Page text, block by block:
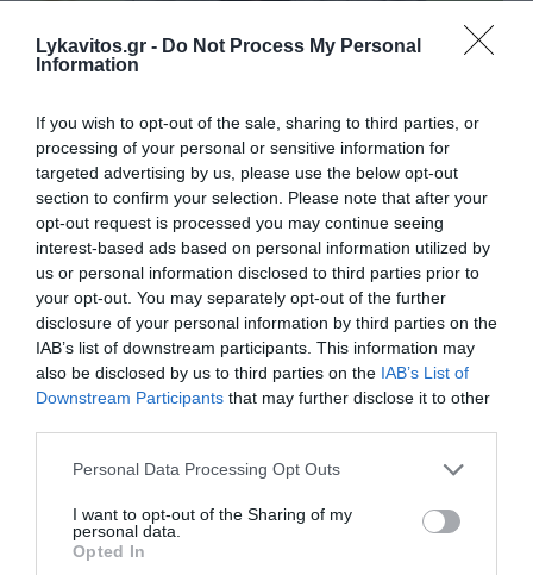
Lykavitos.gr - Do Not Process My Personal
Information
If you wish to opt-out of the sale, sharing to third parties, or
processing of your personal or sensitive information for
targeted advertising by us, please use the below opt-out
section to confirm your selection. Please note that after your
opt-out request is processed you may continue seeing
interest-based ads based on personal information utilized by
us or personal information disclosed to third parties prior to
your opt-out. You may separately opt-out of the further
disclosure of your personal information by third parties on the
IAB’s list of downstream participants. This information may
also be disclosed by us to third parties on the IAB’s List of
Downstream Participants that may further disclose it to other
Please note that this website/app uses one or more Google
not limited to your visit or usage behaviour. You may click to
grant or deny consent to Google and its third-party tags to
use your data for below specified purposes in below Google
Personal Data Processing Opt Outs
I want to opt-out of the Sharing of my
personal data.
Opted In
Πώς ο Τσίπρας λειτουργεί ως
«ασπίδα» προστασίας για την
κυριαρχία του Μητσοτάκη
Η επανεμφάνιση του Αλέξη Τσίπρα στην κεντρική
πολιτική σκηνή με την ίδρυση ή την καθοδήγηση ενός
νέου πολιτικού φορέα της ευρύτερης Αριστεράς και
Κεντροαριστεράς αποτελεί το πιο πολυσυζητημένο
εγχείρημα των τελ...